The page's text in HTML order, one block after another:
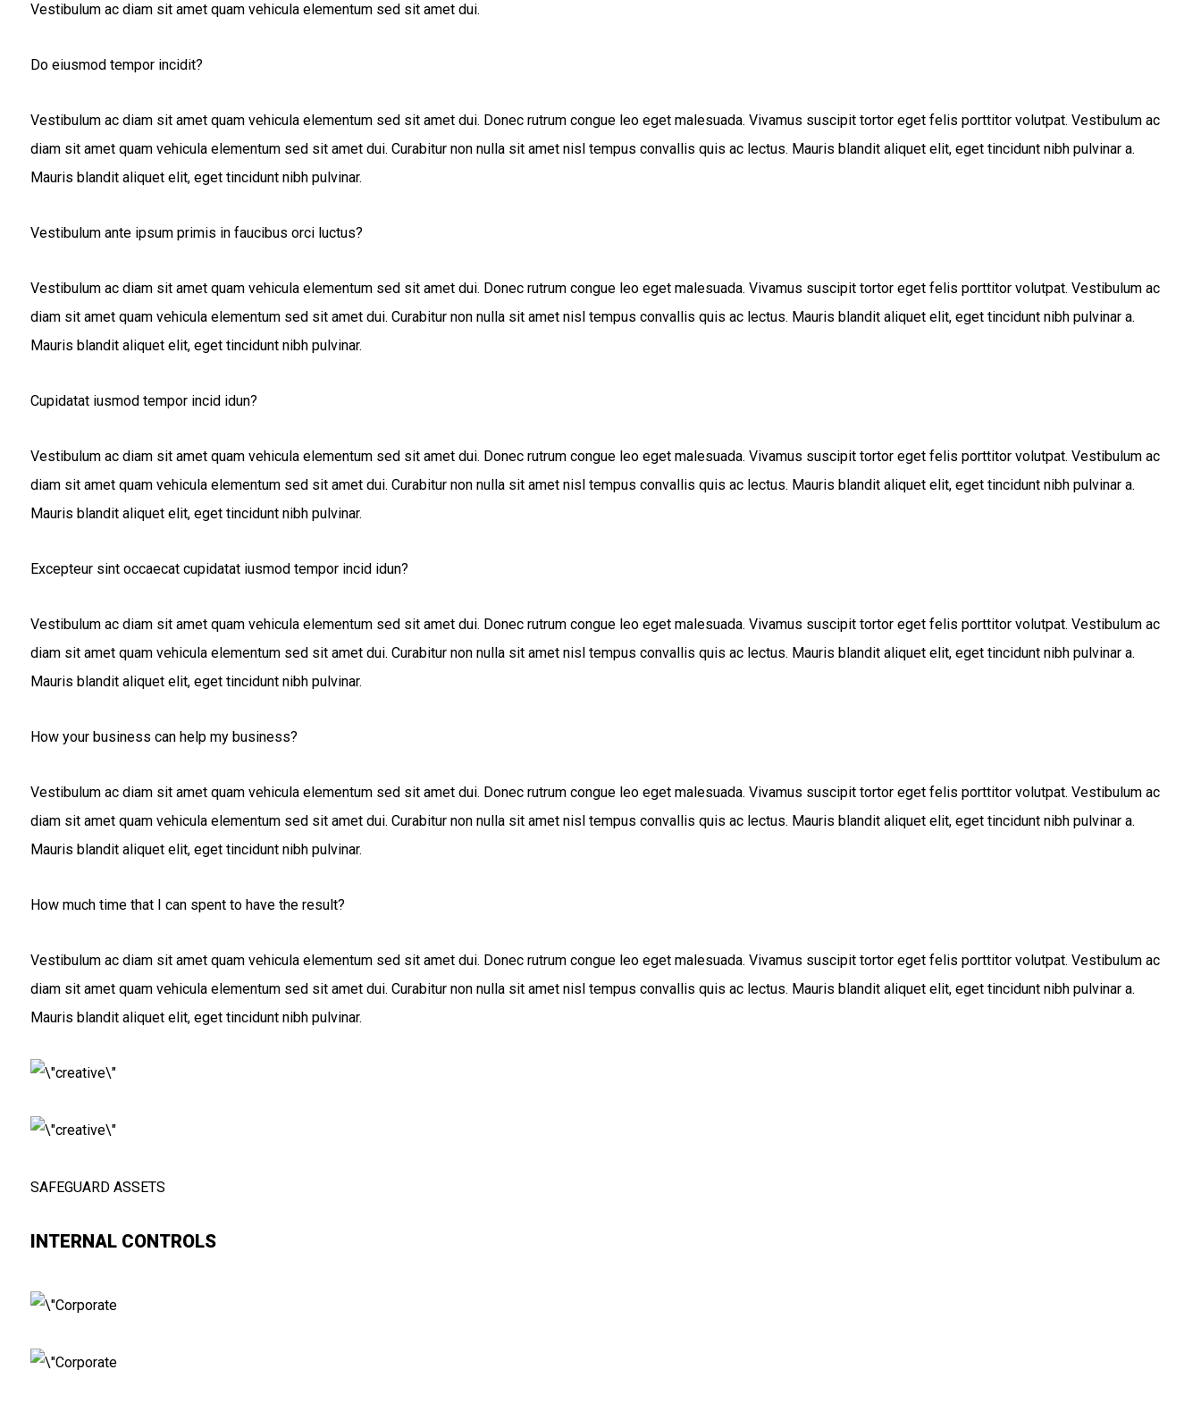
Vestibulum ac diam sit amet quam vehicula elementum sed sit amet dui.
Do eiusmod tempor incidit?
Vestibulum ac diam sit amet quam vehicula elementum sed sit amet dui. Donec rutrum congue leo eget malesuada. Vivamus suscipit tortor eget felis porttitor volutpat. Vestibulum ac
diam sit amet quam vehicula elementum sed sit amet dui. Curabitur non nulla sit amet nisl tempus convallis quis ac lectus. Mauris blandit aliquet elit, eget tincidunt nibh pulvinar a.
Mauris blandit aliquet elit, eget tincidunt nibh pulvinar.
Vestibulum ante ipsum primis in faucibus orci luctus?
Vestibulum ac diam sit amet quam vehicula elementum sed sit amet dui. Donec rutrum congue leo eget malesuada. Vivamus suscipit tortor eget felis porttitor volutpat. Vestibulum ac
diam sit amet quam vehicula elementum sed sit amet dui. Curabitur non nulla sit amet nisl tempus convallis quis ac lectus. Mauris blandit aliquet elit, eget tincidunt nibh pulvinar a.
Mauris blandit aliquet elit, eget tincidunt nibh pulvinar.
Cupidatat iusmod tempor incid idun?
Vestibulum ac diam sit amet quam vehicula elementum sed sit amet dui. Donec rutrum congue leo eget malesuada. Vivamus suscipit tortor eget felis porttitor volutpat. Vestibulum ac
diam sit amet quam vehicula elementum sed sit amet dui. Curabitur non nulla sit amet nisl tempus convallis quis ac lectus. Mauris blandit aliquet elit, eget tincidunt nibh pulvinar a.
Mauris blandit aliquet elit, eget tincidunt nibh pulvinar.
Excepteur sint occaecat cupidatat iusmod tempor incid idun?
Vestibulum ac diam sit amet quam vehicula elementum sed sit amet dui. Donec rutrum congue leo eget malesuada. Vivamus suscipit tortor eget felis porttitor volutpat. Vestibulum ac
diam sit amet quam vehicula elementum sed sit amet dui. Curabitur non nulla sit amet nisl tempus convallis quis ac lectus. Mauris blandit aliquet elit, eget tincidunt nibh pulvinar a.
Mauris blandit aliquet elit, eget tincidunt nibh pulvinar.
How your business can help my business?
Vestibulum ac diam sit amet quam vehicula elementum sed sit amet dui. Donec rutrum congue leo eget malesuada. Vivamus suscipit tortor eget felis porttitor volutpat. Vestibulum ac
diam sit amet quam vehicula elementum sed sit amet dui. Curabitur non nulla sit amet nisl tempus convallis quis ac lectus. Mauris blandit aliquet elit, eget tincidunt nibh pulvinar a.
Mauris blandit aliquet elit, eget tincidunt nibh pulvinar.
How much time that I can spent to have the result?
Vestibulum ac diam sit amet quam vehicula elementum sed sit amet dui. Donec rutrum congue leo eget malesuada. Vivamus suscipit tortor eget felis porttitor volutpat. Vestibulum ac
diam sit amet quam vehicula elementum sed sit amet dui. Curabitur non nulla sit amet nisl tempus convallis quis ac lectus. Mauris blandit aliquet elit, eget tincidunt nibh pulvinar a.
Mauris blandit aliquet elit, eget tincidunt nibh pulvinar.
SAFEGUARD ASSETS
INTERNAL CONTROLS